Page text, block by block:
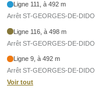
Ligne 111, à 492 m
Arrêt ST-GEORGES-DE-
Ligne 116, à 498 m
Arrêt ST-GEORGES-DE-
Ligne 9, à 492 m
Arrêt ST-GEORGES-DE-
Voir tout